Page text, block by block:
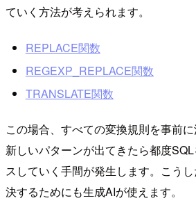
ていく方法が考えられます。
REPLACE関数
REGEXP_REPLACE関数
TRANSLATE関数
この場合、すべての変換規則を事前に
新しいパターンが出てきたら都度
スしていく手間が発生します。こう
決するためにも生成AIが使えます。